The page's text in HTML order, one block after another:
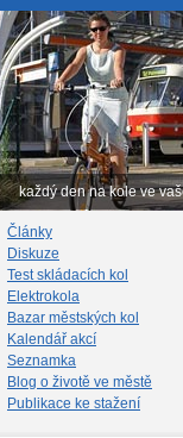
každý den na kole ve
Články
Diskuze
Test skládacích kol
Elektrokola
Bazar městských kol
Kalendář akcí
Seznamka
Blog o životě ve městě
Publikace ke stažení